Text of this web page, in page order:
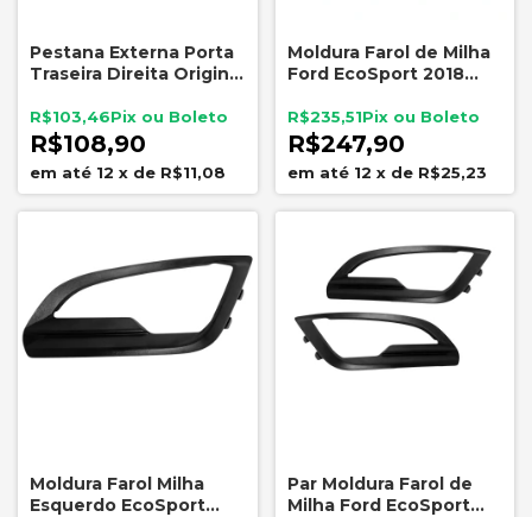
Pestana Externa Porta
Traseira Direita Original
2020 CN15N25604AD
R$108,90
R$103,46
12 x de R$11,08
Moldura Farol de Milha
Ford EcoSport 2018
Original
R$247,90
R$235,51
12 x de R$25,23
Moldura Farol Milha
Esquerdo EcoSport
Par Moldura Farol de
Milha Ford EcoSport